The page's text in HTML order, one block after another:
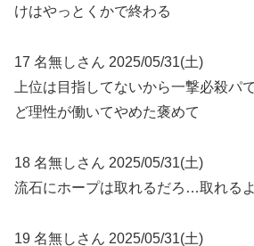
けはやっとくかで終わる
17 名無しさん 2025/05/31(土)
上位は目指してないから一撃必殺パ
ど理性が働いてやめた褒めて
18 名無しさん 2025/05/31(土)
流石にホープは取れるだろ…取れる
19 名無しさん 2025/05/31(土)